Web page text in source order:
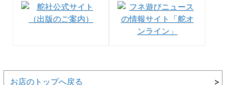
お店のトップへ戻る